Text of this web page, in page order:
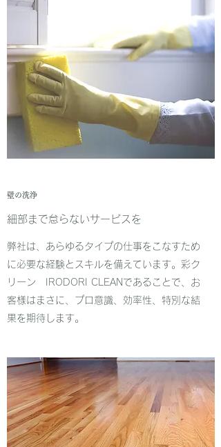
壁の洗浄
細部まで怠らないサービスを
弊社は、あらゆるタイプの仕事をこなすため
に必要な経験とスキルを備えています。彩ク
リーン IRODORI CLEANであることで、お
客様はまさに、プロ意識、効率性、特別な結
果を期待します。